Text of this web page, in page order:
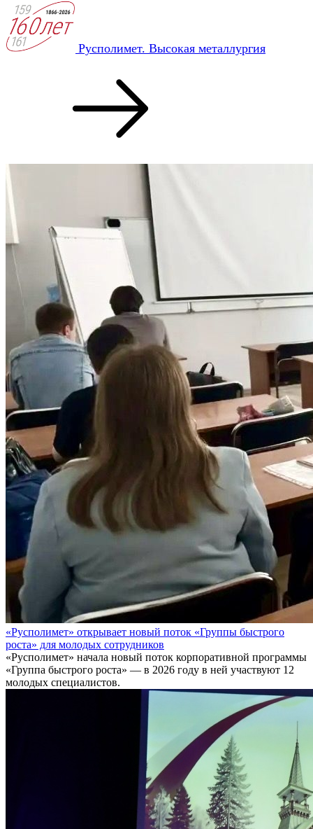
Русполимет. Высокая металлургия
«Русполимет» открывает новый поток «Группы быстрого
роста» для молодых сотрудников
«Русполимет» начала новый поток корпоративной программы
«Группа быстрого роста» — в 2026 году в ней участвуют 12
молодых специалистов.